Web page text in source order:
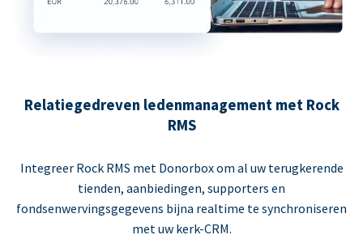
Relatiegedreven ledenmanagement met Rock
RMS
Integreer Rock RMS met Donorbox om al uw terugkerende
tienden, aanbiedingen, supporters en
fondsenwervingsgegevens bijna realtime te synchroniseren
met uw kerk-CRM.